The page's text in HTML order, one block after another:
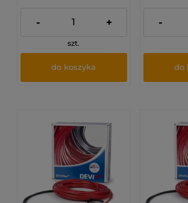
- +
szt.
do koszyka
-
do